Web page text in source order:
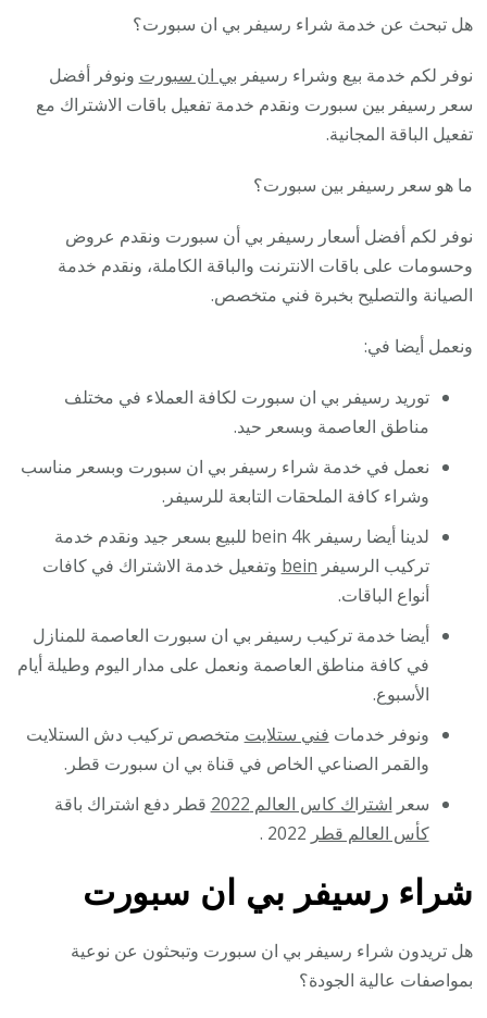
هل تبحث عن خدمة شراء رسيفر بي ان سبورت؟
نوفر لكم خدمة بيع وشراء رسيفر بي ان سبورت ونوفر أفضل
سعر رسيفر بين سبورت ونقدم خدمة تفعيل باقات الاشتراك مع
تفعيل الباقة المجانية.
ما هو سعر رسيفر بين سبورت؟
نوفر لكم أفضل أسعار رسيفر بي أن سبورت ونقدم عروض
وحسومات على باقات الانترنت والباقة الكاملة، ونقدم خدمة
الصيانة والتصليح بخبرة فني متخصص.
ونعمل أيضا في:
توريد رسيفر بي ان سبورت لكافة العملاء في مختلف
مناطق العاصمة وبسعر حيد.
نعمل في خدمة شراء رسيفر بي ان سبورت وبسعر مناسب
وشراء كافة الملحقات التابعة للرسيفر.
لدينا أيضا رسيفر bein 4k للبيع بسعر جيد ونقدم خدمة
تركيب الرسيفر bein وتفعيل خدمة الاشتراك في كافات
أنواع الباقات.
أيضا خدمة تركيب رسيفر بي ان سبورت العاصمة للمنازل
في كافة مناطق العاصمة ونعمل على مدار اليوم وطيلة أيام
الأسبوع.
ونوفر خدمات فني ستلايت متخصص تركيب دش الستلايت
والقمر الصناعي الخاص في قناة بي ان سبورت قطر.
سعر اشتراك كاس العالم 2022
قطر دفع اشتراك باقة
كأس العالم قطر
شراء رسيفر بي ان سبورت
هل تريدون شراء رسيفر بي ان سبورت وتبحثون عن نوعية
بمواصفات عالية الجودة؟